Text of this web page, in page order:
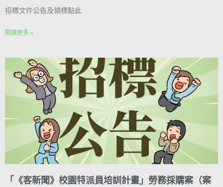
招標文件公告及領標點此
閱讀更多 »
「《客新聞》校園特派員培訓計畫」勞務採購案（案